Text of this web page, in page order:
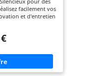
Plastique, pour
pour des
facilement vos
et d'entretien
sans fil compacte.
offrant 25 % de
aux moteurs
des branches,
des meubles